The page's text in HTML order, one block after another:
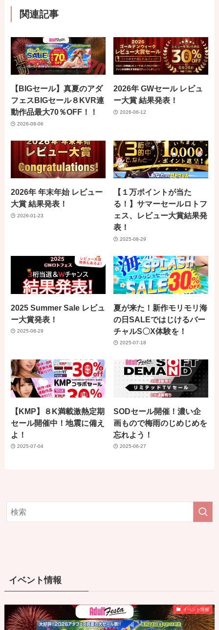
関連記事
【BIGセール】真夏のアダ
フェスBIGセール８KVR連
動作品最大70％OFF！！
2026-08-06
2026年 GWセール レビュ
ー大賞 結果発表！
2026-06-12
2026年 年末年始 レビュー
大賞 結果発表！
2026-01-23
【１万ポイントが当た
る！】サマーセールロトフ
ェス、レビュー大賞結果発
表！
2025-08-29
2025 Summer Sale レビュ
ー大賞発表！
2025-08-29
夏が来た！新作モリモリ海
の日SALEではじけるバー
チャルS〇X体験を！
2025-07-18
【KMP】８K満載激熱定期
セール開催中！地震に備え
よ！
2025-07-04
SODセール開催！濃い企
画もので梅雨のじめじめを
忘れよう！
2025-06-27
イベント情報
イベント情報